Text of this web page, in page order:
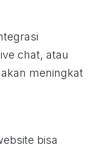
chat, atau
meningkat
bisa